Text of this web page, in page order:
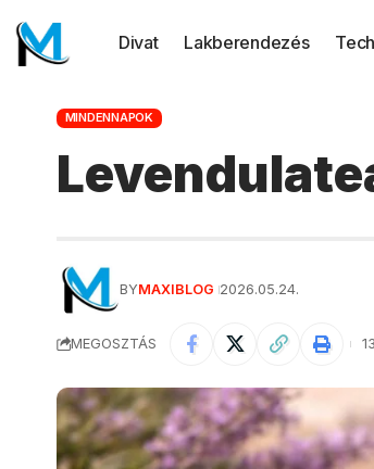
Divat Lakberendezés
MINDENNAPOK
BYMAXIBLOG 2026.05.24.
MEGOSZTÁS